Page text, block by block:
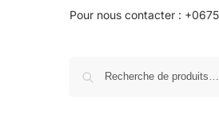
Pour nous contacter :